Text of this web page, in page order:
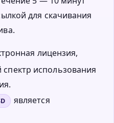
для скачивания
лицензия,
использования
является